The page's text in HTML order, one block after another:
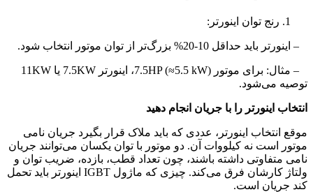
رنج توان اینورتر:
– اینورتر باید حداقل 10-20% بزرگ‌تر از توان موتور انتخاب شود.
– مثال: برای موتور 7.5HP (≈5.5 kW)، اینورتر 7.5KW یا 11KW
توصیه می‌شود.
انتخاب اینورتر را با جریان انجام دهید
موقع انتخاب اینورتر، عددی که باید ملاک قرار بگیرد جریان نامی
موتور است نه کیلووات آن. دو موتور با توان یکسان می‌توانند جریان
نامی متفاوتی داشته باشند، چون تعداد قطب، بازده، ضریب توان و
ولتاژ کارشان فرق می‌کند. چیزی که ماژول IGBT اینورتر باید تحمل
کند جریان است.